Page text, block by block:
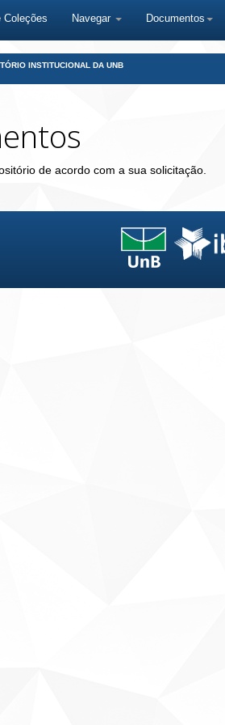
Coleções Navegar Documentos
INSTITUCIONAL DA UNB
de acordo com a sua solicitação.